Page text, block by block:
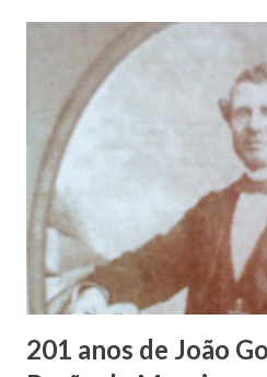
infância pobre, João Vieira não
estudos, e então passou a
plano para auxiliar na renda
garçon, dono de bar, de
panificação. “Ao contrário de
raízes e procuram obscurecer
em defender o pão como
que trabalhar copiosamente
trocas de gorjetas que c...
201 anos de João